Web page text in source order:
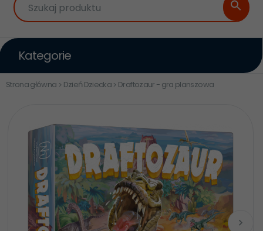
Szukaj produktu
Kategorie
Strona główna Dzień Dziecka Draftozaur - gra planszowa